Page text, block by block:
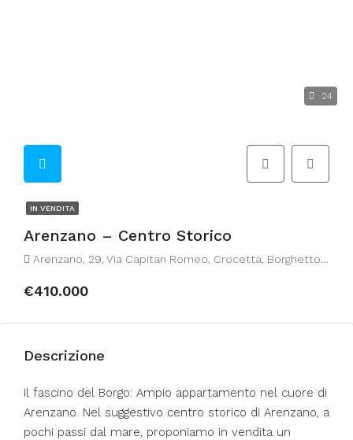
24
IN VENDITA
Arenzano – Centro Storico
Arenzano, 29, Via Capitan Romeo, Crocetta, Borghetto, Arenzano, Genova, Liguria, 16011, Italia
€410.000
Descrizione
Il fascino del Borgo: Ampio appartamento nel cuore di
Arenzano. Nel suggestivo centro storico di Arenzano, a
pochi passi dal mare, proponiamo in vendita un